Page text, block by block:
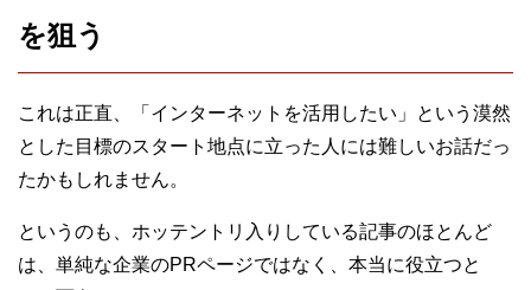
を狙う
これは正直、「インターネットを活用したい」という漠然
とした目標のスタート地点に立った人には難しいお話だっ
たかもしれません。
というのも、ホッテントリ入りしている記事のほとんど
は、単純な企業のPRページではなく、本当に役立つと